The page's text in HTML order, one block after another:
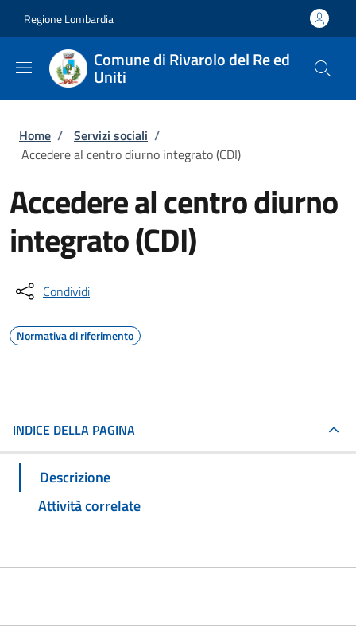
Regione Lombardia
Comune di Rivarolo del Re ed
Uniti
Briciole di pane
Home / Servizi sociali /
Accedere al centro diurno integrato (CDI)
Accedere al centro diurno
integrato (CDI)
Condividi
Normativa di riferimento
INDICE DELLA PAGINA
Descrizione
Attività correlate